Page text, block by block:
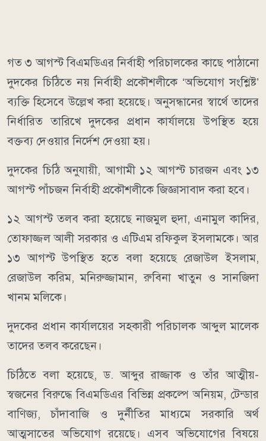
গত ৩ আগস্ট বিএমডিএর নির্বাহী পরিচালকের কাছে পাঠানো
দুদকের চিঠিতে নয় নির্বাহী প্রকৌশলীকে ‘অভিযোগ সংশ্লিষ্ট’
ব্যক্তি হিসেবে উল্লেখ করা হয়েছে। অনুসন্ধানের স্বার্থে তাদের
নির্ধারিত তারিখে দুদকের প্রধান কার্যালয়ে উপস্থিত হয়ে
বক্তব্য দেওয়ার নির্দেশ দেওয়া হয়।
দুদকের চিঠি অনুযায়ী, আগামী ১২ আগস্ট চারজন এবং ১৩
আগস্ট পাঁচজন নির্বাহী প্রকৌশলীকে জিজ্ঞাসাবাদ করা হবে।
১২ আগস্ট তলব করা হয়েছে নাজমুল হুদা, এনামুল কাদির,
তোফাজ্জল আলী সরকার ও এটিএম রফিকুল ইসলামকে। আর
১৩ আগস্ট উপস্থিত হতে বলা হয়েছে রেজাউল ইসলাম,
রেজাউল করিম, মনিরুজ্জামান, রুবিনা খাতুন ও সানজিদা
খানম মলিকে।
দুদকের প্রধান কার্যালয়ের সহকারী পরিচালক আব্দুল মালেক
তাদের তলব করেছেন।
চিঠিতে বলা হয়েছে, ড. আব্দুর রাজ্জাক ও তাঁর আত্মীয়-
স্বজনের বিরুদ্ধে বিএমডিএর বিভিন্ন প্রকল্পে অনিয়ম, টেন্ডার
বাণিজ্য, চাঁদাবাজি ও দুর্নীতির মাধ্যমে সরকারি অর্থ
আত্মসাতের অভিযোগ রয়েছে। এসব অভিযোগের বিষয়ে